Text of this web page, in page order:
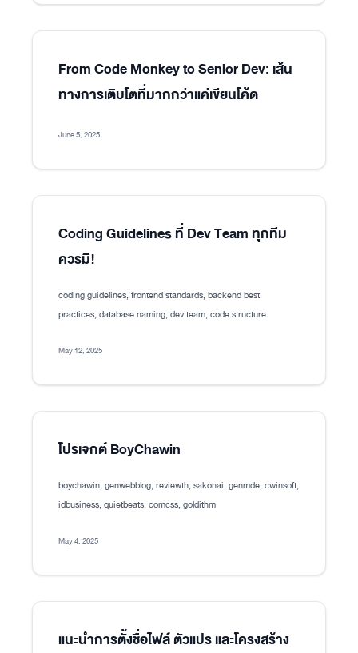
From Code Monkey to Senior Dev: เส้น
ทางการเติบโตที่มากกว่าแค่เขียนโค้ด
June 5, 2025
Coding Guidelines ที่ Dev Team ทุกทีม
ควรมี!
coding guidelines, frontend standards, backend best
practices, database naming, dev team, code structure
May 12, 2025
โปรเจกต์ BoyChawin
boychawin, genwebblog, reviewth, sakonai, genmde, cwinsoft,
idbusiness, quietbeats, comcss, goldithm
May 4, 2025
แนะนำการตั้งชื่อไฟล์ ตัวแปร และโครงสร้าง